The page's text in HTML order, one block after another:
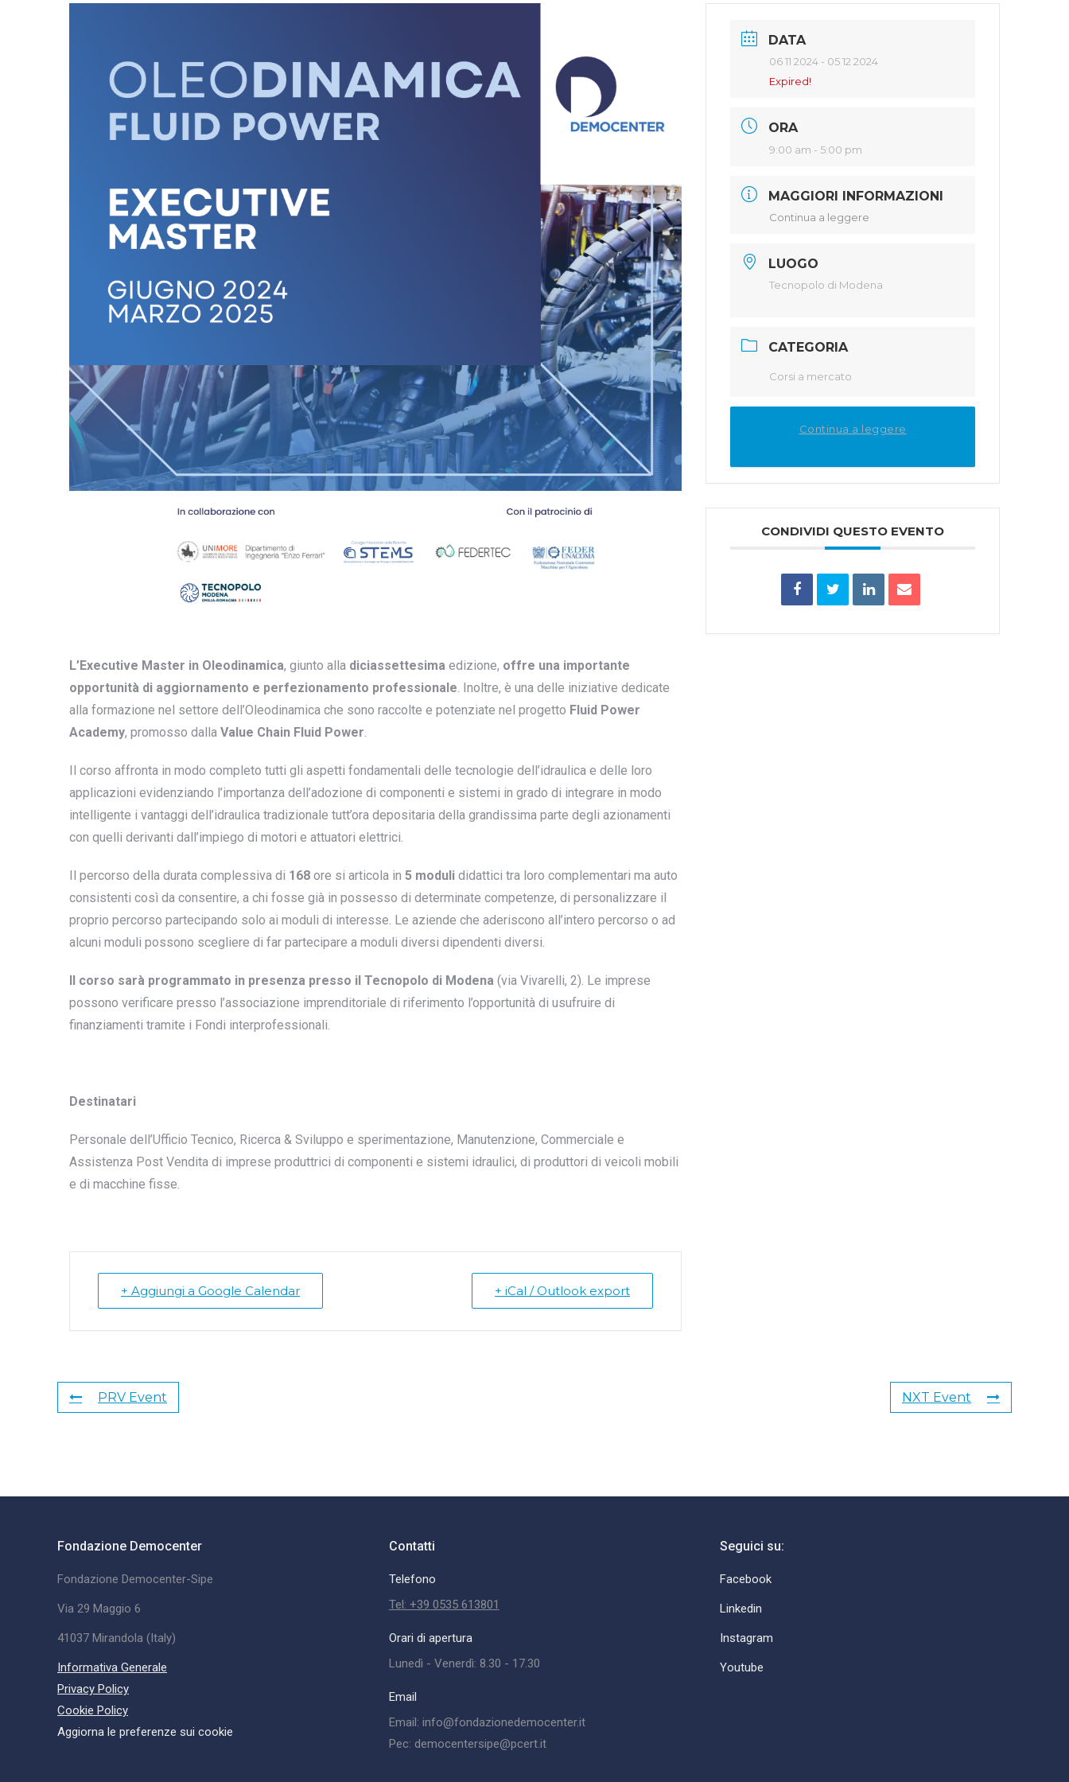
L’Executive Master in Oleodinamica, giunto alla diciassettesima edizione, offre una importante
opportunità di aggiornamento e perfezionamento professionale. Inoltre, è una delle iniziative dedicate
alla formazione nel settore dell’Oleodinamica che sono raccolte e potenziate nel progetto Fluid Power
Academy, promosso dalla Value Chain Fluid Power.
Il corso affronta in modo completo tutti gli aspetti fondamentali delle tecnologie dell’idraulica e delle loro
applicazioni evidenziando l’importanza dell’adozione di componenti e sistemi in grado di integrare in modo
intelligente i vantaggi dell’idraulica tradizionale tutt’ora depositaria della grandissima parte degli azionamenti
con quelli derivanti dall’impiego di motori e attuatori elettrici.
Il percorso della durata complessiva di 168 ore si articola in 5 moduli didattici tra loro complementari ma auto
consistenti così da consentire, a chi fosse già in possesso di determinate competenze, di personalizzare il
proprio percorso partecipando solo ai moduli di interesse. Le aziende che aderiscono all’intero percorso o ad
alcuni moduli possono scegliere di far partecipare a moduli diversi dipendenti diversi.
Il corso sarà programmato in presenza presso il Tecnopolo di Modena (via Vivarelli, 2). Le imprese
possono verificare presso l’associazione imprenditoriale di riferimento l’opportunità di usufruire di
finanziamenti tramite i Fondi interprofessionali.
Destinatari
Personale dell’Ufficio Tecnico, Ricerca & Sviluppo e sperimentazione, Manutenzione, Commerciale e
Assistenza Post Vendita di imprese produttrici di componenti e sistemi idraulici, di produttori di veicoli mobili
e di macchine fisse.
+ Aggiungi a Google Calendar + iCal / Outlook export
DATA
06 11 2024 - 05 12 2024
Expired!
ORA
9:00 am - 5:00 pm
MAGGIORI INFORMAZIONI
Continua a leggere
LUOGO
Tecnopolo di Modena
CATEGORIA
Corsi a mercato
Continua a leggere
CONDIVIDI QUESTO EVENTO
PRV Event NXT Event
Fondazione Democenter
Fondazione Democenter-Sipe
Via 29 Maggio 6
41037 Mirandola (Italy)
Informativa Generale
Privacy Policy
Cookie Policy
Aggiorna le preferenze sui cookie
Contatti
Telefono
Tel: +39 0535 613801
Orari di apertura
Lunedì - Venerdì: 8.30 - 17.30
Email
Email: info@fondazionedemocenter.it
Pec: democentersipe@pcert.it
Seguici su:
Facebook
Linkedin
Instagram
Youtube